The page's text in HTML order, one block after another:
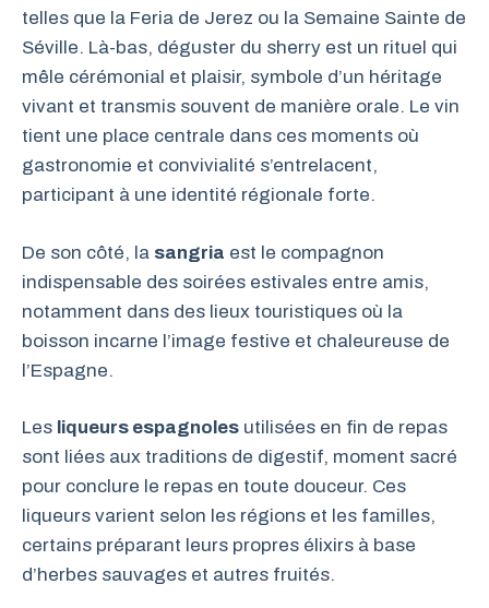
telles que la Feria de Jerez ou la Semaine Sainte de
Séville. Là-bas, déguster du sherry est un rituel qui
mêle cérémonial et plaisir, symbole d’un héritage
vivant et transmis souvent de manière orale. Le vin
tient une place centrale dans ces moments où
gastronomie et convivialité s’entrelacent,
participant à une identité régionale forte.
De son côté, la sangria est le compagnon
indispensable des soirées estivales entre amis,
notamment dans des lieux touristiques où la
boisson incarne l’image festive et chaleureuse de
l’Espagne.
Les liqueurs espagnoles utilisées en fin de repas
sont liées aux traditions de digestif, moment sacré
pour conclure le repas en toute douceur. Ces
liqueurs varient selon les régions et les familles,
certains préparant leurs propres élixirs à base
d’herbes sauvages et autres fruités.